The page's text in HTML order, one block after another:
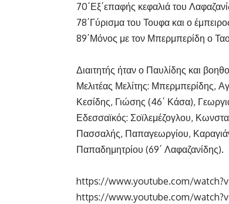
70΄Εξ΄επαφής κεφαλιά του
78΄Γύρισμα του Τουφα και ο
89΄Μόνος με τον Μπερμπερίδη ο
Διαιτητής ήταν ο Παυλίδης και
Μελιτέας Μελίτης: Μπερμπερίδης,
Κεσίδης, Γιώσης (46΄ Κάσα),
Εδεσσαϊκός: Σοϊλεμέζογλου,
Πασσαλής, Παπαγεωργίου,
Παπαδημητρίου (69΄ Λαφαζανίδης).
https://www.youtube.com/
https://www.youtube.com/